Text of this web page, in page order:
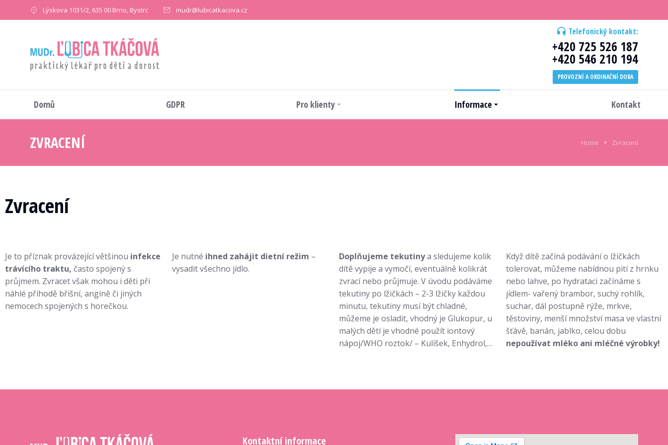
Lýskova 1031/2, 635 00 Brno, Bystrc mudr@lubicatkacova.cz
Telefonický kontakt:
+420 725 526 187
+420 546 210 194
PROVOZNÍ A ORDINAČNÍ DOBA
Domů GDPR Pro klienty Informace Kontakt
ZVRACENÍ Home Zvracení
Zvracení
Je to příznak provázející většinou infekce
trávícího traktu, často spojený s
průjmem. Zvracet však mohou i děti při
náhlé příhodě břišní, angíně či jiných
nemocech spojených s horečkou.
Je nutné ihned zahájit dietní režim –
vysadit všechno jídlo.
Doplňujeme tekutinya sledujeme kolik
dítě vypije a vymočí, eventuálně kolikrát
zvrací nebo průjmuje. V úvodu podáváme
tekutiny po lžičkách – 2-3 lžičky každou
minutu, tekutiny musí být chladné,
můžeme je osladit, vhodný je Glukopur, u
malých dětí je vhodné použít iontový
nápoj/WHO roztok/ – Kulíšek, Enhydrol,…
Když dítě začíná podávání o lžičkách
tolerovat, můžeme nabídnou pití z hrnku
nebo lahve, po hydrataci začínáme s
jídlem- vařený brambor, suchý rohlík,
suchar, dál postupně rýže, mrkve,
těstoviny, menší množství masa ve vlastní
šťávě, banán, jablko, celou dobu
nepoužívat mléko ani mléčné výrobky!
Kontaktní informace